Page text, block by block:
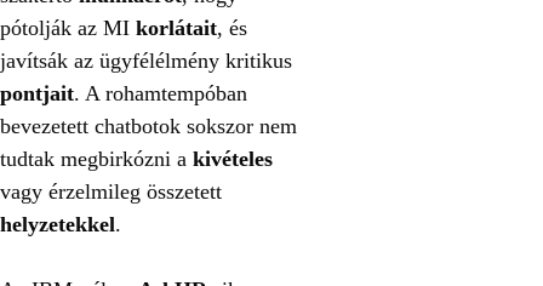
pótolják az MI korlátait, és
javítsák az ügyfélélmény kritikus
pontjait. A rohamtempóban
bevezetett chatbotok sokszor nem
tudtak megbirkózni a kivételes
vagy érzelmileg összetett
helyzetekkel.